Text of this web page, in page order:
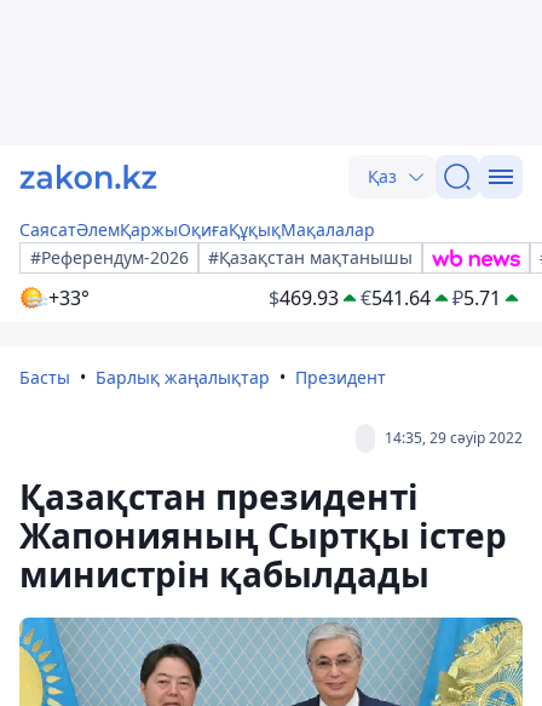
Қаз
СаясатӘлемҚаржыОқиғаҚұқықМақалалар
#Референдум-2026
#Қазақстан мақтанышы
+33° $469.93 €541.64 ₽5.71
Басты Барлық жаңалықтар Президент
14:35, 29 сәуір 2022
Қазақстан президенті
Жапонияның Сыртқы істер
министрін қабылдады